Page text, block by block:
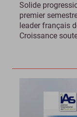
Solide
premier
leader français
Croissance